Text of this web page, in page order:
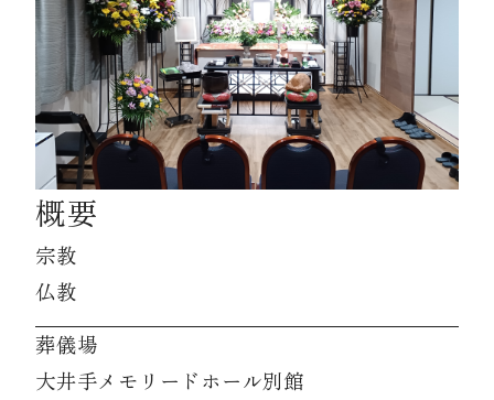
施設案内
お知らせ
資料請求
お見積もり
お問合わせ
概要
宗教
仏教
葬儀場
大井手メモリードホール別館